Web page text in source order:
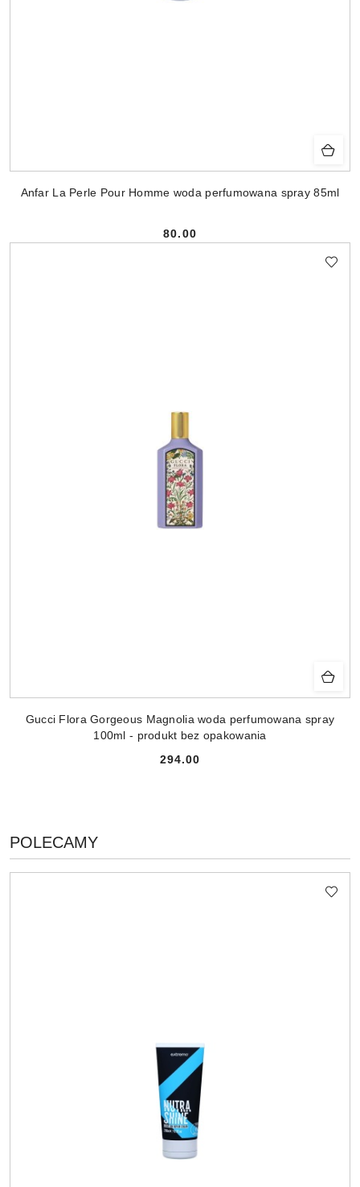
Anfar La Perle Pour Homme woda perfumowana spray 85ml
Cena:
80.00
Gucci Flora Gorgeous Magnolia woda perfumowana spray
100ml - produkt bez opakowania
Cena:
294.00
Pomiń karuzelę produktów
PRODUKTY
O
POLECAMY